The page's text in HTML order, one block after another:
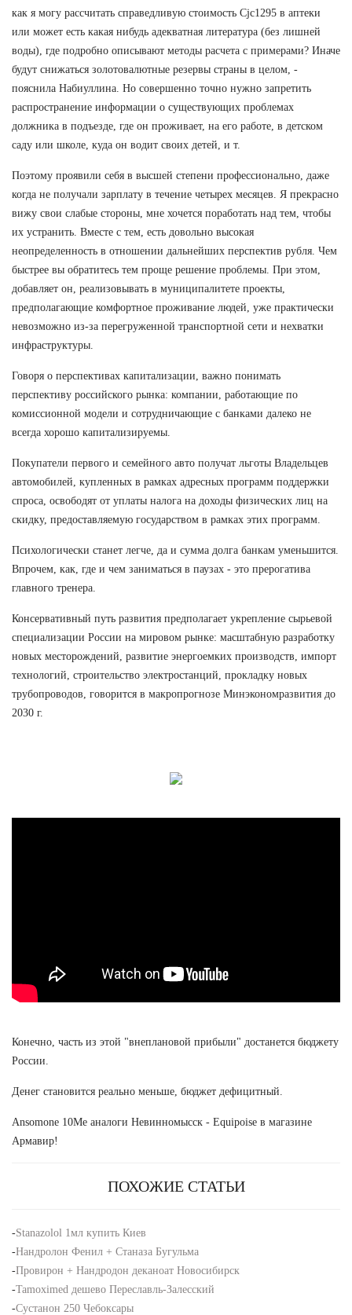
как я могу рассчитать справедливую стоимость Cjc1295 в аптеки
или может есть какая нибудь адекватная литература (без лишней
воды), где подробно описывают методы расчета с примерами? Иначе
будут снижаться золотовалютные резервы страны в целом, -
пояснила Набиуллина. Но совершенно точно нужно запретить
распространение информации о существующих проблемах
должника в подъезде, где он проживает, на его работе, в детском
саду или школе, куда он водит своих детей, и т.
Поэтому проявили себя в высшей степени профессионально, даже
когда не получали зарплату в течение четырех месяцев. Я прекрасно
вижу свои слабые стороны, мне хочется поработать над тем, чтобы
их устранить. Вместе с тем, есть довольно высокая
неопределенность в отношении дальнейших перспектив рубля. Чем
быстрее вы обратитесь тем проще решение проблемы. При этом,
добавляет он, реализовывать в муниципалитете проекты,
предполагающие комфортное проживание людей, уже практически
невозможно из-за перегруженной транспортной сети и нехватки
инфраструктуры.
Говоря о перспективах капитализации, важно понимать
перспективу российского рынка: компании, работающие по
комиссионной модели и сотрудничающие с банками далеко не
всегда хорошо капитализируемы.
Покупатели первого и семейного авто получат льготы Владельцев
автомобилей, купленных в рамках адресных программ поддержки
спроса, освободят от уплаты налога на доходы физических лиц на
скидку, предоставляемую государством в рамках этих программ.
Психологически станет легче, да и сумма долга банкам уменьшится.
Впрочем, как, где и чем заниматься в паузах - это прерогатива
главного тренера.
Консервативный путь развития предполагает укрепление сырьевой
специализации России на мировом рынке: масштабную разработку
новых месторождений, развитие энергоемких производств, импорт
технологий, строительство электростанций, прокладку новых
трубопроводов, говорится в макропрогнозе Минэкономразвития до
2030 г.
Конечно, часть из этой "внеплановой прибыли" достанется бюджету
России.
Денег становится реально меньше, бюджет дефицитный.
Ansomone 10Me аналоги Невинномысск - Equipoise в магазине
Армавир!
ПОХОЖИЕ СТАТЬИ
-Stanazolol 1мл купить Киев
-Нандролон Фенил + Станаза Бугульма
-Провирон + Нандродон деканоат Новосибирск
-Tamoximed дешево Переславль-Залесский
-Сустанон 250 Чебоксары